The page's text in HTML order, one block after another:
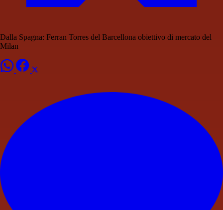
Dalla Spagna: Ferran Torres del Barcellona obiettivo di mercato del
Milan